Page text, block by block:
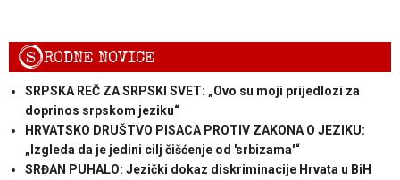
SRODNE NOVICE
SRPSKA REČ ZA SRPSKI SVET: „Ovo su moji prijedlozi za
doprinos srpskom jeziku“
HRVATSKO DRUŠTVO PISACA PROTIV ZAKONA O JEZIKU:
„Izgleda da je jedini cilj čišćenje od 'srbizama'“
SRĐAN PUHALO: Jezički dokaz diskriminacije Hrvata u BiH